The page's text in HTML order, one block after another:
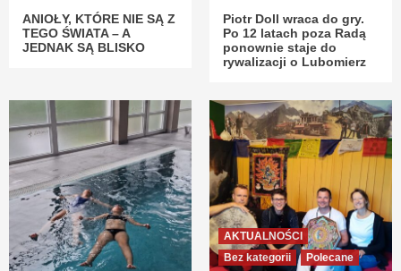
ANIOŁY, KTÓRE NIE SĄ Z
TEGO ŚWIATA – A
JEDNAK SĄ BLISKO
Piotr Doll wraca do gry.
Po 12 latach poza Radą
ponownie staje do
rywalizacji o Lubomierz
AKTUALNOŚCI
Bez kategorii
Polecane